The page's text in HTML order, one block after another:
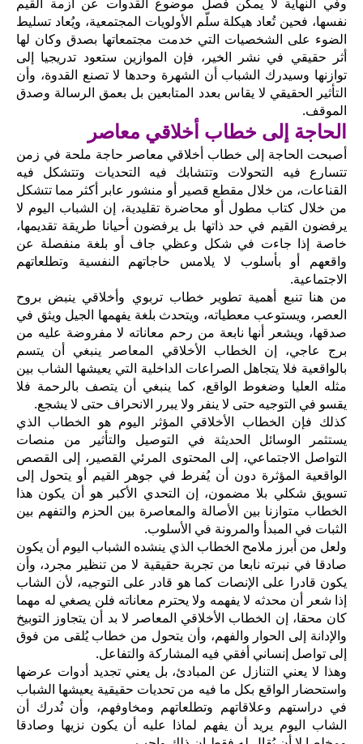
نفسها، فحين تُعاد هيكلة سلّم الأولويات المجتمعية، ويُعاد تسليط
الضوء على الشخصيات التي خدمت مجتمعاتها بصدق وكان لها
أثر حقيقي في نشر الخير، فإن الموازين ستعود تدريجيا إلى
توازنها وسيدرك الشباب أن الشهرة وحدها لا تصنع القدوة، وأن
التأثير الحقيقي لا يقاس بعدد المتابعين بل بعمق الرسالة وصدق
الموقف.
الحاجة إلى خطاب أخلاقي معاصر
أصبحت الحاجة إلى خطاب أخلاقي معاصر حاجة ملحة في زمن
تتسارع فيه التحولات وتتشابك فيه التحديات وتتشكل فيه
القناعات، من خلال مقطع قصير أو منشور عابر أكثر مما تتشكل
من خلال كتاب مطول أو محاضرة تقليدية، إن الشباب اليوم لا
يرفضون القيم في حد ذاتها بل يرفضون أحيانا طريقة تقديمها،
خاصة إذا جاءت في شكل وعظي جاف أو بلغة منفصلة عن
واقعهم أو بأسلوب لا يلامس حاجاتهم النفسية وتطلعاتهم
الاجتماعية.
من هنا تنبع أهمية تطوير خطاب تربوي وأخلاقي ينبض بروح
العصر، ويستوعب معطياته، ويتحدث بلغة يفهمها الجيل ويثق في
صدقها، ويشعر أنها نابعة من رحم معاناته لا مفروضة عليه من
برج عاجي، إن الخطاب الأخلاقي المعاصر ينبغي أن يتسم
بالواقعية فلا يتجاهل الصراعات الداخلية التي يعيشها الشاب بين
مثله العليا وضغوط الواقع، كما ينبغي أن يتصف بالرحمة فلا
يقسو في التوجيه حتى لا ينفر ولا يبرر الانحراف حتى لا يشجع.
كذلك فإن الخطاب الأخلاقي المؤثر اليوم هو الخطاب الذي
يستثمر الوسائل الحديثة في التوصيل والتأثير من منصات
التواصل الاجتماعي، إلى المحتوى المرئي القصير، إلى القصص
الواقعية المؤثرة دون أن يُفرط في جوهر القيم أو يتحول إلى
تسويق شكلي بلا مضمون، إن التحدي الأكبر هو أن يكون هذا
الخطاب متوازنا بين الأصالة والمعاصرة بين الحزم والتفهم بين
الثبات في المبدأ والمرونة في الأسلوب.
ولعل من أبرز ملامح الخطاب الذي ينشده الشباب اليوم أن يكون
صادقا في نبرته نابعا من تجربة حقيقية لا من تنظير مجرد، وأن
يكون قادرا على الإنصات كما هو قادر على التوجيه، لأن الشاب
إذا شعر أن محدثه لا يفهمه ولا يحترم معاناته فلن يصغي له مهما
كان محقا، إن الخطاب الأخلاقي المعاصر لا بد أن يتجاوز التوبيخ
والإدانة إلى الحوار والفهم، وأن يتحول من خطاب يُلقى من فوق
إلى تواصل إنساني أفقي فيه المشاركة والتفاعل.
وهذا لا يعني التنازل عن المبادئ، بل يعني تجديد أدوات عرضها
واستحضار الواقع بكل ما فيه من تحديات حقيقية يعيشها الشباب
في دراستهم وعلاقاتهم وتطلعاتهم ومخاوفهم، وأن نُدرك أن
الشاب اليوم يريد أن يفهم لماذا عليه أن يكون نزيها وصادقا